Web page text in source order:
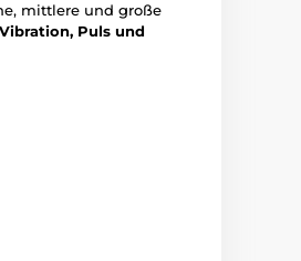
mittlere und große
Puls und